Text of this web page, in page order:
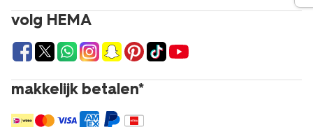
volg HEMA
makkelijk betalen*